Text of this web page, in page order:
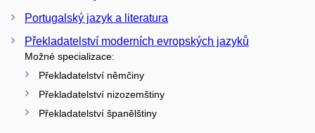
Portugalský jazyk a literatura
Překladatelství moderních evropských jazyků
Možné specializace:
Překladatelství němčiny
Překladatelství nizozemštiny
Překladatelství španělštiny